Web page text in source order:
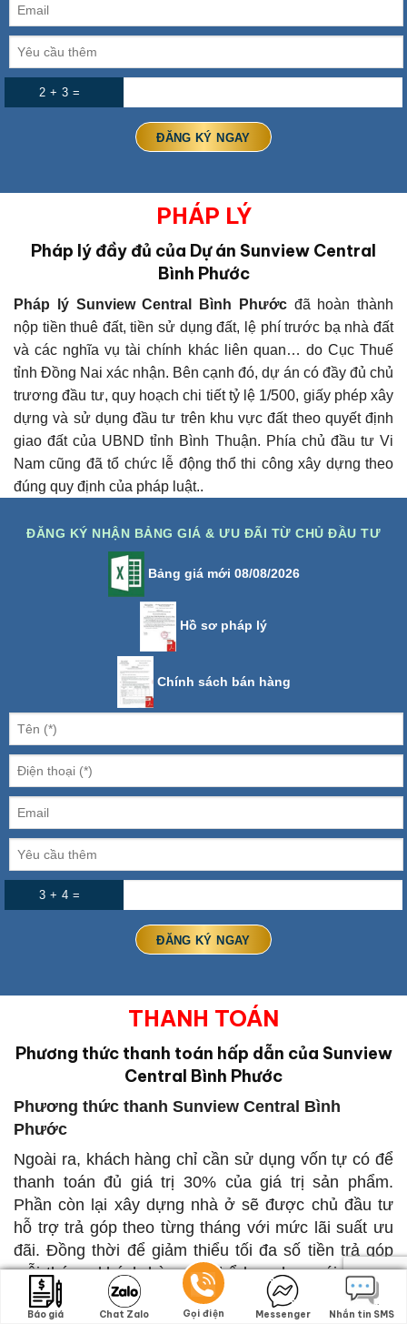
2 + 3 =
PHÁP LÝ
Pháp lý đầy đủ của Dự án Sunview Central
Bình Phước
Pháp lý Sunview Central Bình Phướcđã hoàn thành
nộp tiền thuê đất, tiền sử dụng đất, lệ phí trước bạ nhà đất
và các nghĩa vụ tài chính khác liên quan… do Cục Thuế
tỉnh Đồng Nai xác nhận. Bên cạnh đó, dự án có đầy đủ chủ
trương đầu tư, quy hoạch chi tiết tỷ lệ 1/500, giấy phép xây
dựng và sử dụng đầu tư trên khu vực đất theo quyết định
giao đất của UBND tỉnh Bình Thuận. Phía chủ đầu tư Vi
Nam cũng đã tổ chức lễ động thổ thi công xây dựng theo
đúng quy định của pháp luật..
ĐĂNG KÝ NHẬN BẢNG GIÁ & ƯU ĐÃI TỪ CHỦ ĐẦU TƯ
Bảng giá mới 08/08/2026
Hồ sơ pháp lý
Chính sách bán hàng
3 + 4 =
THANH TOÁN
Phương thức thanh toán hấp dẫn của Sunview
Central Bình Phước
Phương thức thanh Sunview Central Bình
Phước
Ngoài ra, khách hàng chỉ cần sử dụng vốn tự có để
thanh toán đủ giá trị 30% của giá trị sản phẩm.
Phần còn lại xây dựng nhà ở sẽ được chủ đầu tư
hỗ trợ trả góp theo từng tháng với mức lãi suất ưu
đãi. Đồng thời để giảm thiểu tối đa số tiền trả góp
mỗi tháng, khách hàng có thể lựa chọn gói vay 20
năm từ ngân hàng liên kết với chủ đầu tư,….Song
song đó khách hàng cũng yên tâm về pháp lý vì
Báo giá Chat Zalo Gọi điện Messenger Nhắn tin SMS
Báo giá Chat Zalo Gọi điện Messenger Nhắn tin SMS